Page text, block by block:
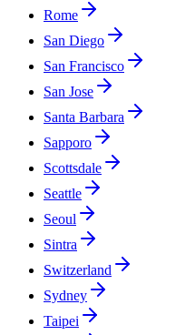
Rome
San Diego
San Francisco
San Jose
Santa Barbara
Sapporo
Scottsdale
Seattle
Seoul
Sintra
Switzerland
Sydney
Taipei